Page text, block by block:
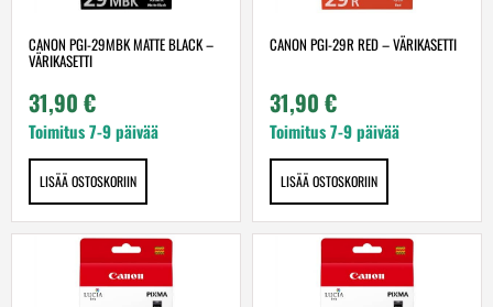
CANON PGI-29MBK MATTE BLACK –
VÄRIKASETTI
31,90 €
Toimitus 7-9 päivää
LISÄÄ OSTOSKORIIN
CANON PGI-29R RED – VÄRIKASETTI
31,90 €
Toimitus 7-9 päivää
LISÄÄ OSTOSKORIIN